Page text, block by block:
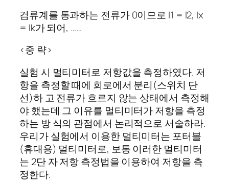
검류계를 통과하는 전류가 0이므로 I1 = I2, Ix
= Ik가 되어, ……
<중 략>
실험 시 멀티미터로 저항값을 측정하였다. 저
항을 측정할 때에 회로에서 분리(스위치 단
선)하 고 전류가 흐르지 않는 상태에서 측정해
야 했는데 그 이유를 멀티미터가 저항을 측정
하는 방 식의 관점에서 논리적으로 서술하라.
우리가 실험에서 이용한 멀티미터는 포터블
(휴대용) 멀티미터로, 보통 이러한 멀티미터
는 2단 자 저항 측정법을 이용하여 저항을 측
정한다.